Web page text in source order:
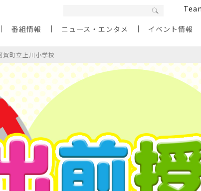
番組情報 ニュース・エンタメ イベント情報
町立上川小学校